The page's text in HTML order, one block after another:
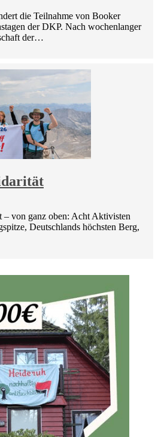
die Teilnahme von Booker
der DKP. Nach wochenlanger
der…
– von ganz oben: Acht Aktivisten
Deutschlands höchsten Berg,